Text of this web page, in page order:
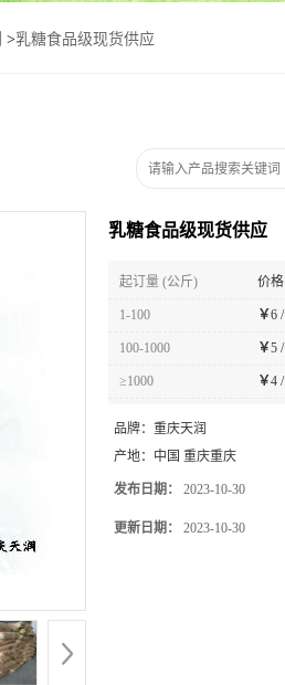
>乳糖食品级现货供应
乳糖食品级现货供应
起订量 (公斤) 价格
1-100 ￥6
100-1000 ￥5
≥1000 ￥4
品牌： 重庆天润
产地： 中国 重庆重庆
发布日期： 2023-10-30
更新日期： 2023-10-30